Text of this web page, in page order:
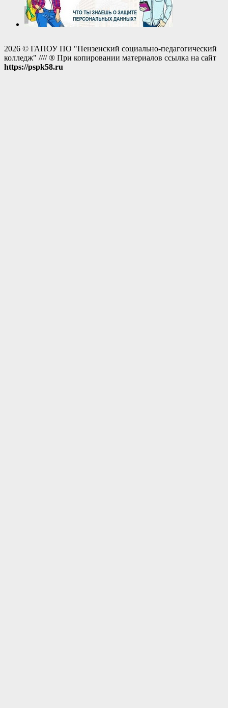
2026 © ГАПОУ ПО "Пензенский социально-педагогический
колледж" //// ® При копировании материалов ссылка на сайт
https://pspk58.ru